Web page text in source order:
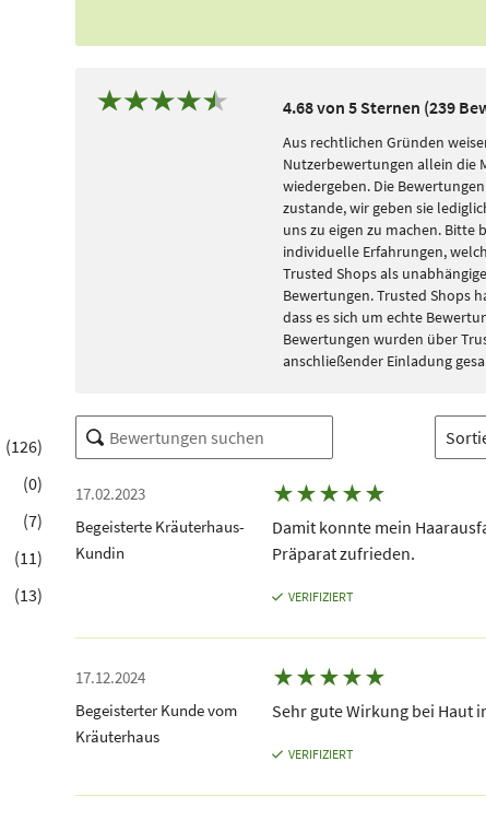
(126)
(0)
(7)
(11)
(13)
4.68 von 5 Sternen (239
Aus rechtlichen Gründen
Nutzerbewertungen allein die
wiedergeben. Die
zustande, wir geben sie
uns zu eigen zu machen. Bitte
individuelle Erfahrungen,
Trusted Shops als
Bewertungen. Trusted Shops
dass es sich um echte
Bewertungen wurden über
anschließender Einladung
17.02.2023
Begeisterte Kräuterhaus-
Kundin
★★★★★
Damit konnte mein
Präparat zufrieden.
VERIFIZIERT
17.12.2024
Begeisterter Kunde vom
Kräuterhaus
★★★★★
Sehr gute Wirkung bei Haut
VERIFIZIERT